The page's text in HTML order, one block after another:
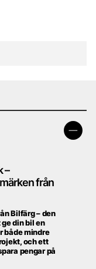
–
från
Bilfärg – den
din bil en
både mindre
och ett
pengar på